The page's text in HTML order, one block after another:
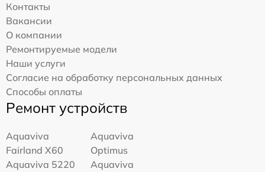
Контакты
Вакансии
О компании
Ремонтируемые модели
Наши услуги
Согласие на обработку персональных данных
Способы оплаты
Ремонт устройств
Aquaviva
Fairland X60
Aquaviva
Optimus
Aquaviva 5220
Aquaviva